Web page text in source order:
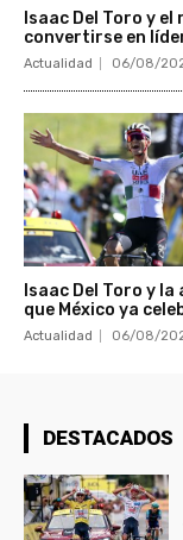
Isaac Del Toro y el
convertirse en
Actualidad 06/08/
Isaac Del Toro y
que México ya
Actualidad 06/08/
DESTACADOS